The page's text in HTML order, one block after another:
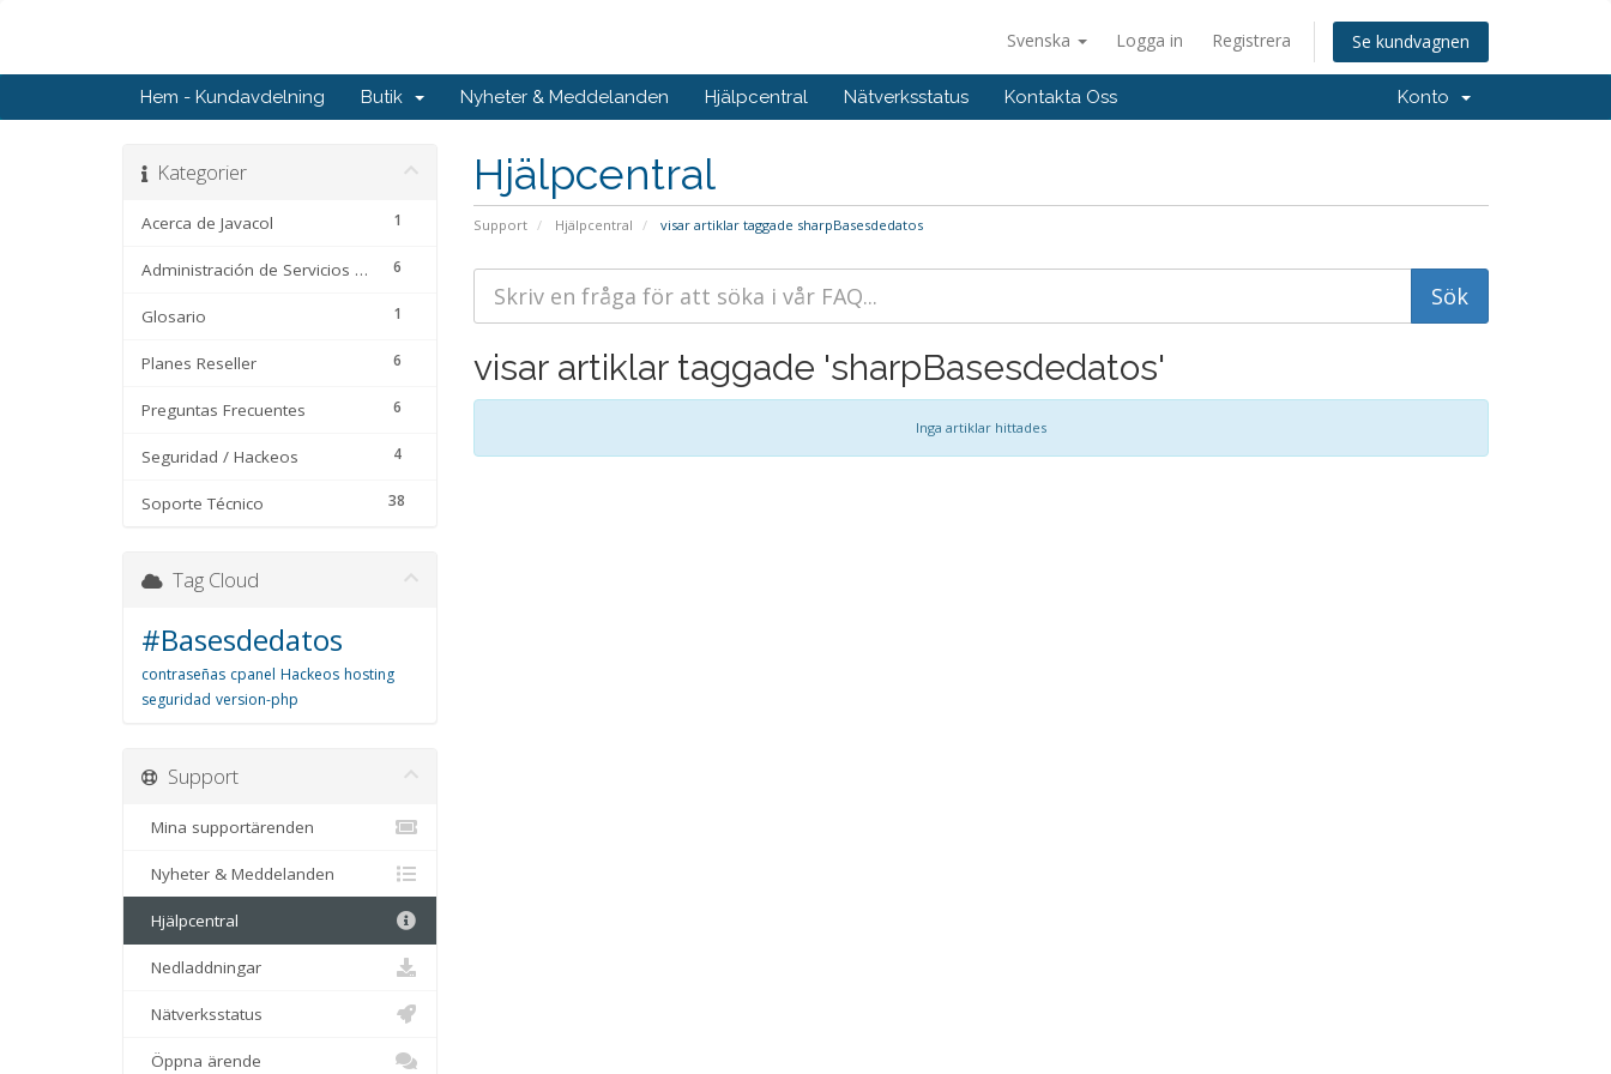
Svenska Logga in Registrera Se kundvagnen
Hem - Kundavdelning Butik Nyheter & Meddelanden Hjälpcentral Nätverksstatus Kontakta Oss Konto
Hjälpcentral
Support Hjälpcentral visar artiklar taggade sharpBasesdedatos
Kategorier
1
Acerca de Javacol
6
Administración de Servicios en el Área de Clientes
1
Glosario
6
Planes Reseller
6
Preguntas Frecuentes
4
Seguridad / Hackeos
38
Soporte Técnico
visar artiklar taggade 'sharpBasesdedatos'
Inga artiklar hittades
Tag Cloud
#Basesdedatos
contraseñas cpanel Hackeos hosting
seguridad version-php
Support
Mina supportärenden
Nyheter & Meddelanden
Hjälpcentral
Nedladdningar
Nätverksstatus
Öppna ärende